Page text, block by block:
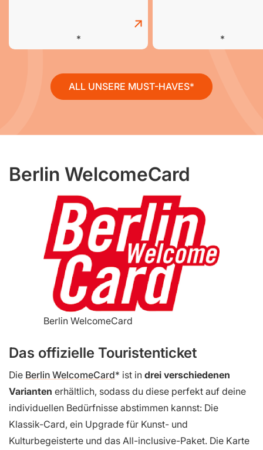
ALL UNSERE MUST-HAVES
Berlin WelcomeCard
Berlin WelcomeCard
Das offizielle Touristenticket
Die Berlin WelcomeCard ist in drei verschiedenen
Varianten erhältlich, sodass du diese perfekt auf deine
individuellen Bedürfnisse abstimmen kannst: Die
Klassik-Card, ein Upgrade für Kunst- und
Kulturbegeisterte und das All-inclusive-Paket. Die Karte